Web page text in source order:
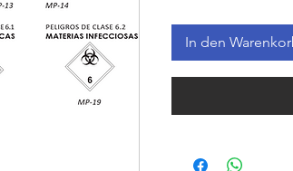
In den